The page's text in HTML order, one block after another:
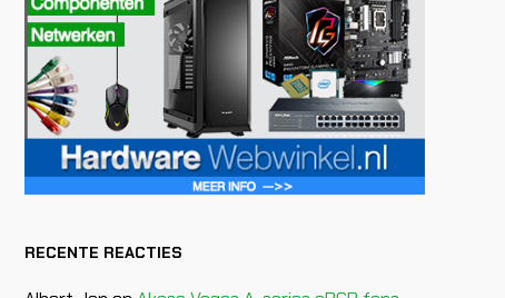
RECENTE REACTIES